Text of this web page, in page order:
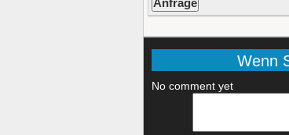
Wenn
No comment yet